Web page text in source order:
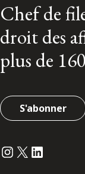
Chef de
droit des
plus de
S'abonner
Instagram
Twitter
LinkedIn